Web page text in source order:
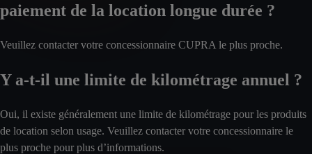
paiement de la location longue durée ?
Veuillez contacter votre concessionnaire CUPRA le plus proche.
Y a-t-il une limite de kilométrage annuel ?
Oui, il existe généralement une limite de kilométrage pour les produits
de location selon usage. Veuillez contacter votre concessionnaire le
plus proche pour plus d’informations.